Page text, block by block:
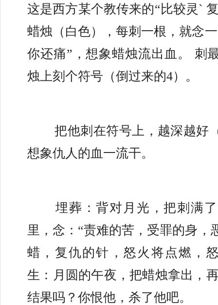
这是西方某个教传来的“比较灵`
蜡烛（白色），每刺一根，就念
你还痛”，想象蜡烛流出血。 刺
烛上刻个符号（倒过来的4）。
	把他刺在符号上，越深越好（但不要刺穿）。
想象仇人的血一流干。
里，念：“责难的苦，受罪的身，
蜡，复仇的针，怒火将点燃，
生：月圆的午夜，把蜡烛拿出，
结果吗？你恨他，杀了他吧。